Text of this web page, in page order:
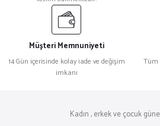
Müşteri Memnuniyeti
14 Gün içerisinde kolay iade ve değişim
imkanı
Tüm
Kadın , erkek ve çocuk